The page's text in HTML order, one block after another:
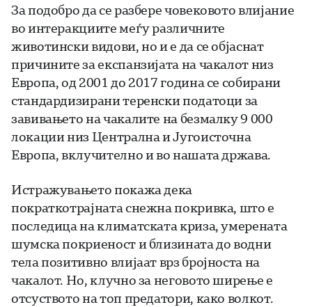
За подобро да се разбере човековото влијание
во интеракциите меѓу различните
животински видови, но и е да се објаснат
причините за експанзијата на чакалот низ
Европа, од 2001 до 2017 година се собирани
стандардизирани теренски податоци за
завивањето на чакалите на безмалку 9 000
локации низ Централна и Југоисточна
Европа, вклучително и во нашата држава.
Истражувањето покажа дека
пократкотрајната снежна покривка, што е
последица на климатската криза, умерената
шумска покриеност и близината до водни
тела позитивно влијаат врз бројноста на
чакалот. Но, клучно за неговото ширење е
отсуството на топ предатори, како волкот.